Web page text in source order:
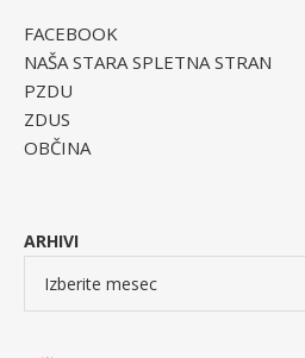
FACEBOOK
NAŠA STARA SPLETNA STRAN
PZDU
ZDUS
OBČINA
ARHIVI